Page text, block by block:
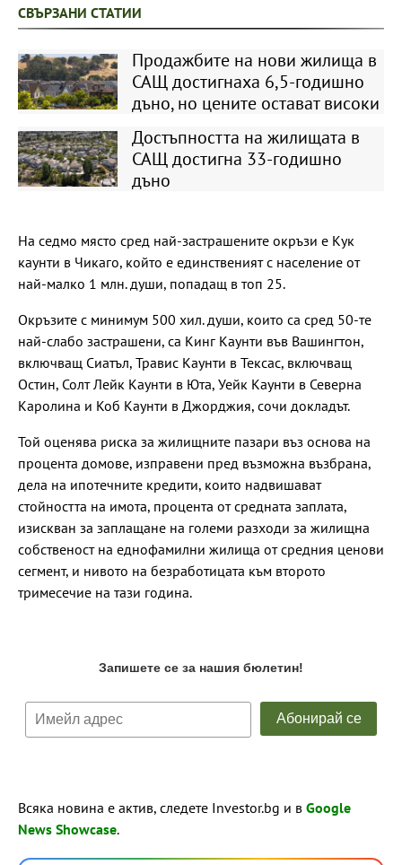
СВЪРЗАНИ СТАТИИ
Продажбите на нови жилища в
САЩ достигнаха 6,5-годишно
дъно, но цените остават високи
Достъпността на жилищата в
САЩ достигна 33-годишно
дъно
На седмо място сред най-застрашените окръзи е Кук
каунти в Чикаго, който е единственият с население от
най-малко 1 млн. души, попадащ в топ 25.
Окръзите с минимум 500 хил. души, които са сред 50-те
най-слабо застрашени, са Кинг Каунти във Вашингтон,
включващ Сиатъл, Травис Каунти в Тексас, включващ
Остин, Солт Лейк Каунти в Юта, Уейк Каунти в Северна
Каролина и Коб Каунти в Джорджия, сочи докладът.
Той оценява риска за жилищните пазари въз основа на
процента домове, изправени пред възможна възбрана,
дела на ипотечните кредити, които надвишават
стойността на имота, процента от средната заплата,
изискван за заплащане на големи разходи за жилищна
собственост на еднофамилни жилища от средния ценови
сегмент, и нивото на безработицата към второто
тримесечие на тази година.
Всяка новина е актив, следете Investor.bg и в Google
News Showcase.